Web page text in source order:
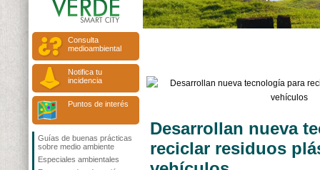
Consulta
medioambiental
Notifica tu
incidencia
Puntos de interés
Guías de buenas prácticas
sobre medio ambiente
Especiales ambientales
Desarrollan nueva
reciclar residuos